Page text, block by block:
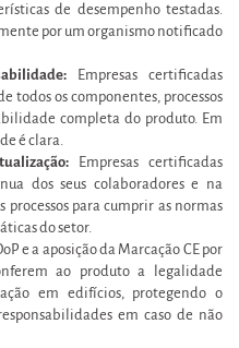
de desempenho testadas.
por um organismo notificado
Empresas certificadas
todos os componentes, processos
completa do produto. Em
é clara.
Empresas certificadas
dos seus colaboradores e na
processos para cumprir as normas
do setor.
e a aposição da Marcação CE por
ao produto a legalidade
em edifícios, protegendo o
em caso de não